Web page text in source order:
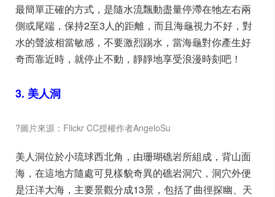
最簡單正確的方式，是隨水流飄動盡量停滯在牠左右兩
側或尾端，保持2至3人的距離，而且海龜視力不好，對
水的聲波相當敏感，不要激烈踢水，當海龜對你產生好
奇而靠近時，就停止不動，靜靜地享受浪漫時刻吧！
3. 美人洞
?圖片來源：Flickr CC授權作者AngeloSu
美人洞位於小琉球西北角，由珊瑚礁岩所組成，背山面
海，在這地方隨處可見樣貌奇異的礁岩洞穴，洞穴外便
是汪洋大海，主要景觀分成13景，包括了曲徑探幽、天